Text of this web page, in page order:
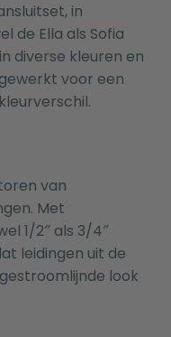
in
de Ella als Sofia
diverse kleuren en
voor een
van
Met
1/2″ als 3/4″
leidingen uit de
look